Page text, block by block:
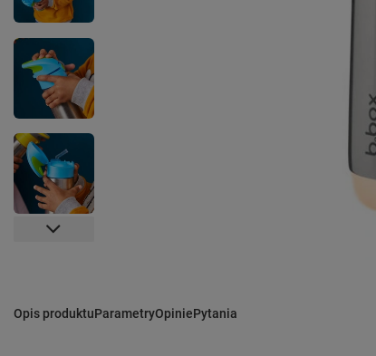
Opis produktuParametryOpiniePytania